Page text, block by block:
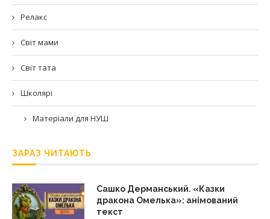
Релакс
Світ мами
Світ тата
Школярі
Матеріали для НУШ
ЗАРАЗ ЧИТАЮТЬ
Сашко Дерманський. «Казки
дракона Омелька»: анімований
текст